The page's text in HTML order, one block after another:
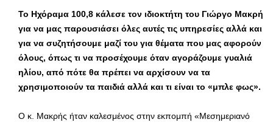
Το Ηχόραμα 100,8 κάλεσε τον ιδιοκτήτη του Γιώργο Μακρή
για να μας παρουσιάσει όλες αυτές τις υπηρεσίες αλλά και
για να συζητήσουμε μαζί του για θέματα που μας αφορούν
όλους, όπως τι να προσέχουμε όταν αγοράζουμε γυαλιά
ηλίου, από πότε θα πρέπει να αρχίσουν να τα
χρησιμοποιούν τα παιδιά αλλά και τι είναι το «μπλε φως».
Ο κ. Μακρής ήταν καλεσμένος στην εκπομπή «Μεσημεριανό